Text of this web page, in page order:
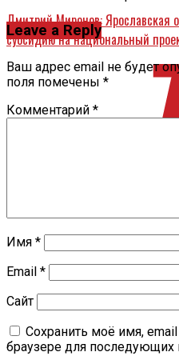
Дмитрий Миронов: Ярославская
субсидию на национальный
Leave a Reply
Ваш адрес email не будет
поля помечены *
Комментарий *
Имя *
Email *
Сайт
Сохранить моё имя,
браузере для